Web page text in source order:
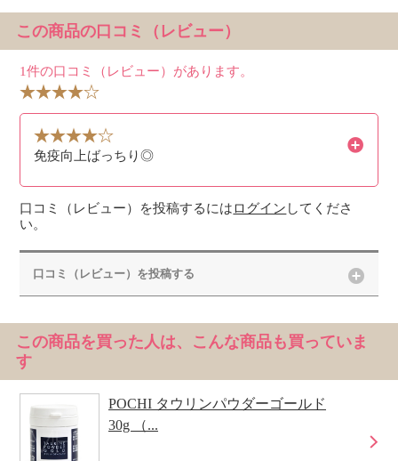
この商品の口コミ（レビュー）
1件の口コミ（レビュー）があります。
免疫向上ばっちり◎
口コミ（レビュー）を投稿するにはログイン してくださ
い。
口コミ（レビュー）を投稿する
この商品を買った人は、こんな商品も買っていま
す
POCHI タウリンパウダーゴールド
30g （...